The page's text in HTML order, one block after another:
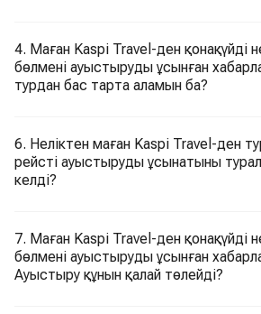
4. Маған Kaspi Travel-ден қонақүйді
бөлмені ауыстыруды ұсынған
турдан бас тарта аламын ба?
6. Неліктен маған Kaspi Travel-ден
рейсті ауыстыруды ұсынатыны
келді?
7. Маған Kaspi Travel-ден қонақүйді
бөлмені ауыстыруды ұсынған
Ауыстыру құнын қалай төлейді?